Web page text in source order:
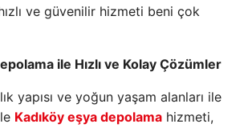
ve güvenilir hizmeti beni çok
ile Hızlı ve Kolay Çözümler
yapısı ve yoğun yaşam alanları ile
Kadıköy eşya depolama hizmeti,